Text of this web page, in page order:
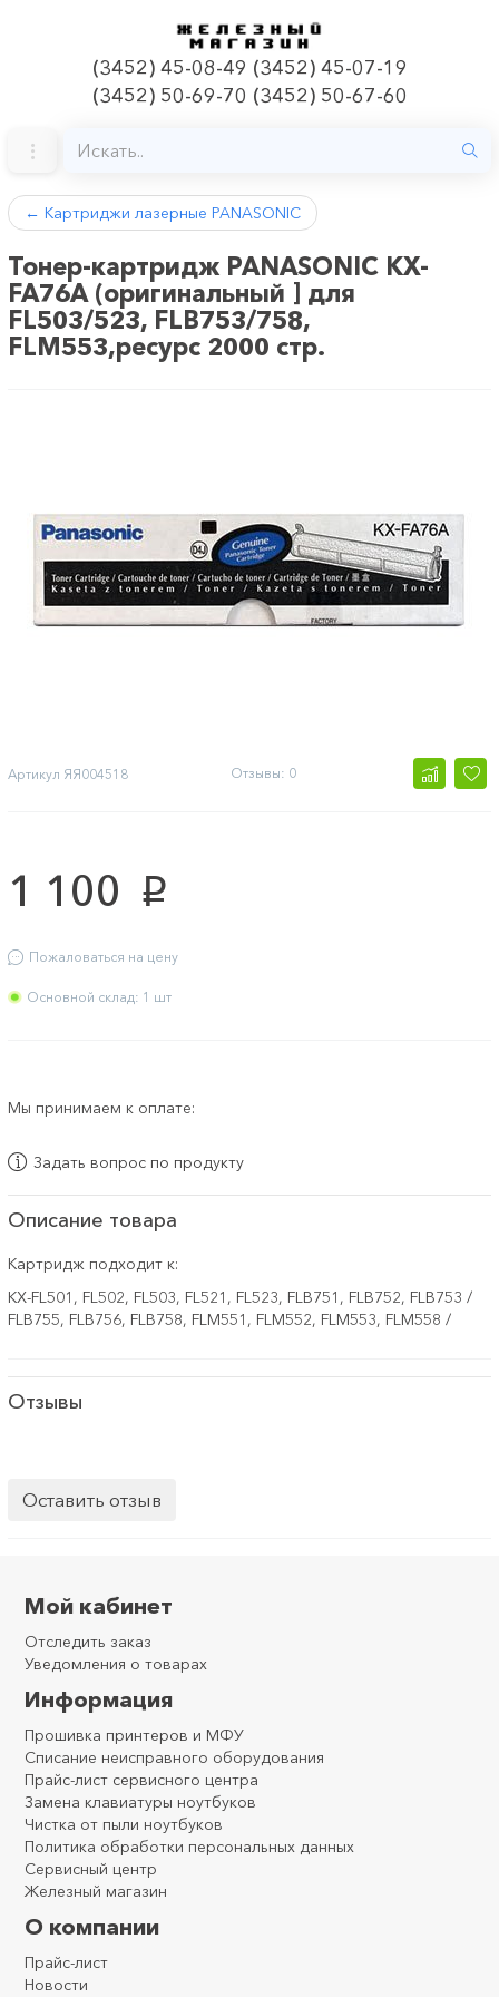
(3452) 45-08-49 (3452) 45-07-19
(3452) 50-69-70 (3452) 50-67-60
← Картриджи лазерные PANASONIC
Тонер-картридж PANASONIC KX-
FA76A (оригинальный ] для
FL503/523, FLB753/758,
FLM553,ресурс 2000 стр.
Артикул ЯЯ004518 Отзывы: 0
1 100 p
Пожаловаться на цену
Основной склад: 1 шт
Мы принимаем к оплате:
Задать вопрос по продукту
Описание товара
Картридж подходит к:
KX-FL501, FL502, FL503, FL521, FL523, FLB751, FLB752, FLB753 /
FLB755, FLB756, FLB758, FLM551, FLM552, FLM553, FLM558 /
Отзывы
Оставить отзыв
Мой кабинет
Отследить заказ
Уведомления о товарах
Информация
Прошивка принтеров и МФУ
Списание неисправного оборудования
Прайс-лист сервисного центра
Замена клавиатуры ноутбуков
Чистка от пыли ноутбуков
Политика обработки персональных данных
Сервисный центр
Железный магазин
О компании
Прайс-лист
Новости